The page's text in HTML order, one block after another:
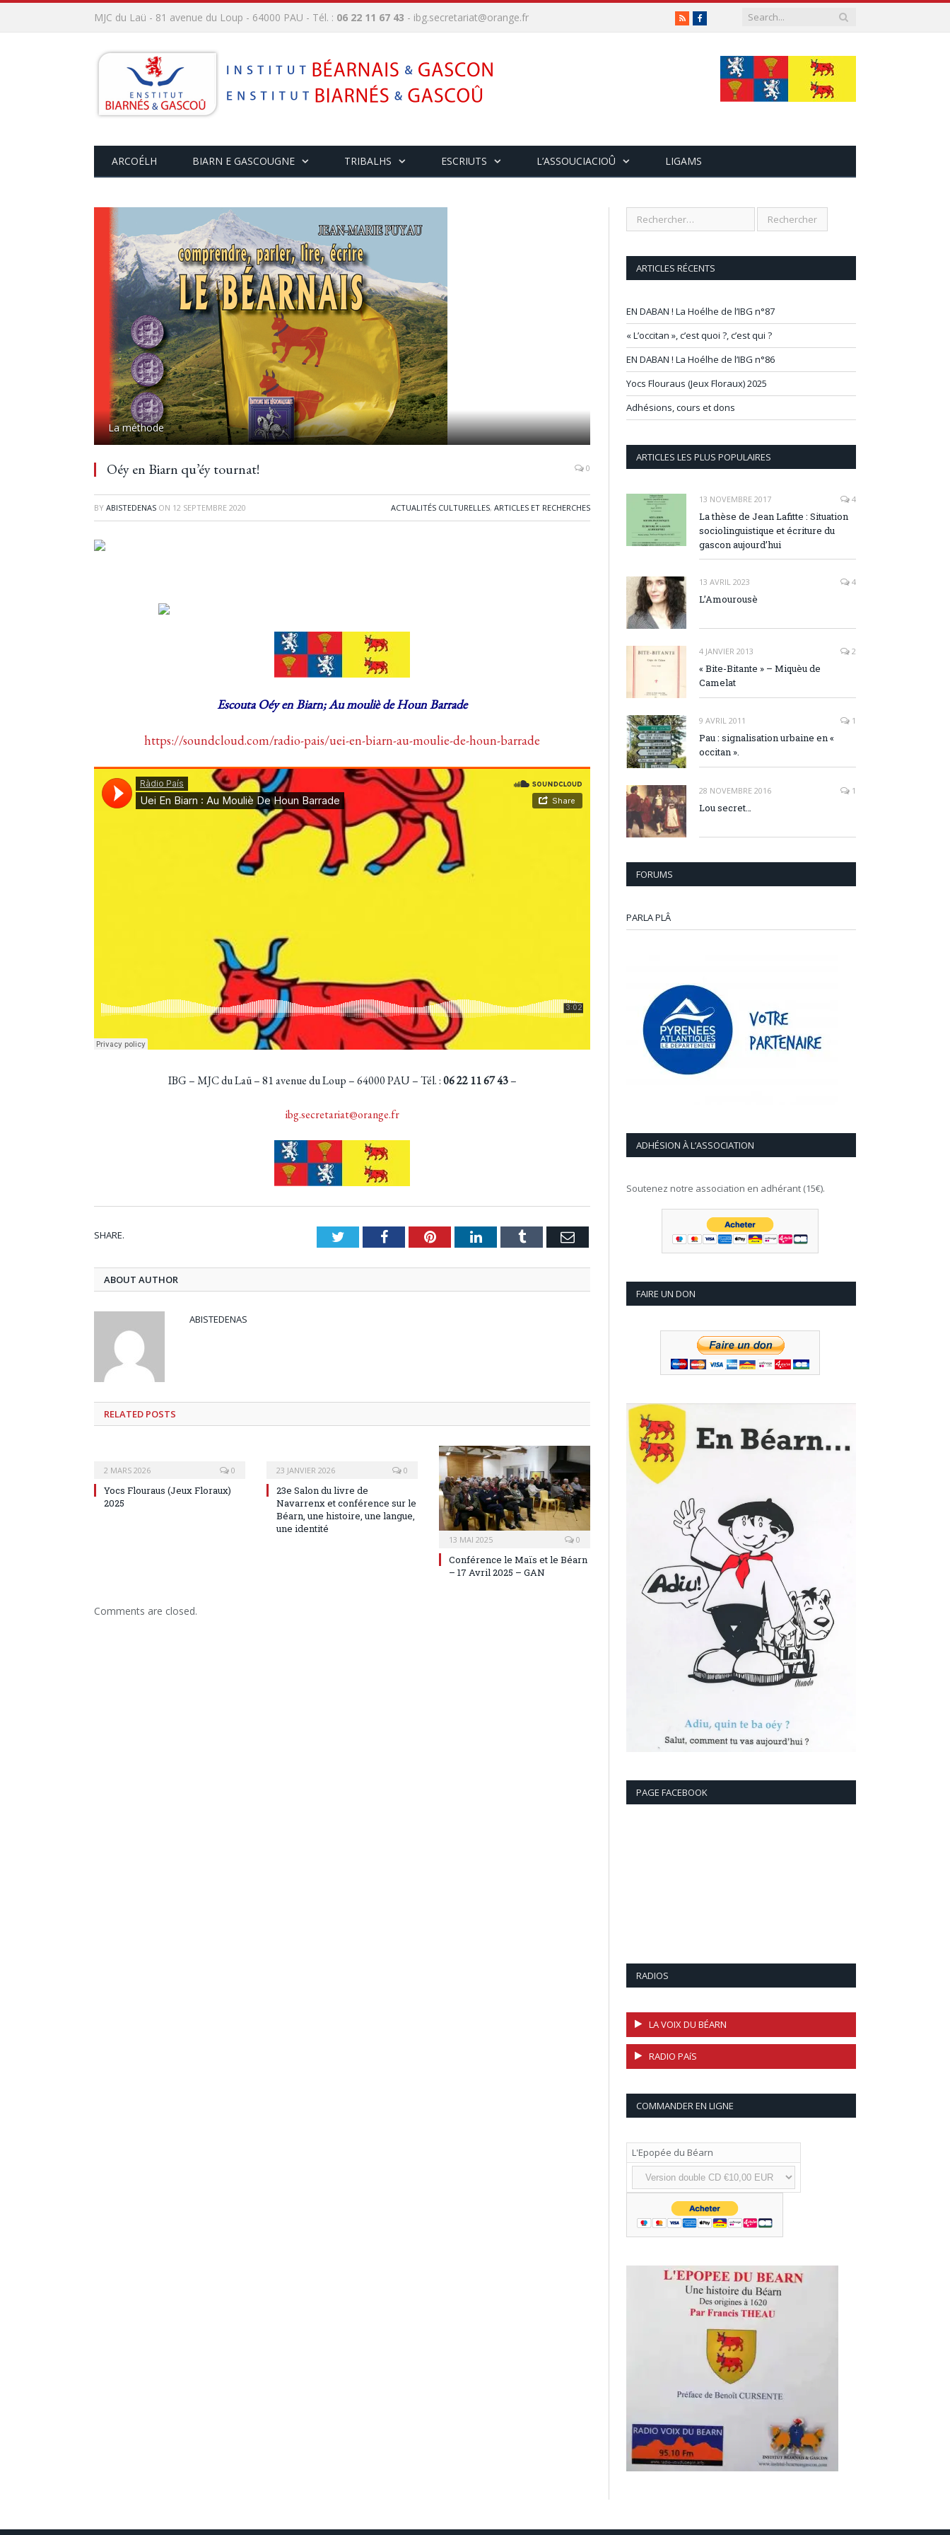
MJC du Laü - 81 avenue du Loup - 64000 PAU - Tél. : 06 22 11 67 43 - ibg.secretariat@orange.fr RSSFacebook
ARCOÉLH BIARN E GASCOUGNE TRIBALHS ESCRIUTS L’ASSOUCIACIOÛ LIGAMS
La méthode
Oéy en Biarn qu’éy tournat! 0
BY ABISTEDENAS ON 12 SEPTEMBRE 2020 ACTUALITÉS CULTURELLES, ARTICLES ET RECHERCHES
Escouta Oéy en Biarn; Au mouliè de Houn Barrade
https://soundcloud.com/radio-pais/uei-en-biarn-au-moulie-de-houn-barrade
IBG – MJC du Laü – 81 avenue du Loup – 64000 PAU – Tél. :06 22 11 67 43–
ibg.secretariat@orange.fr
SHARE. TwitterFacebookPinterestLinkedInTumblr Email
ABOUT AUTHOR
ABISTEDENAS
RELATED POSTS
2 MARS 2026 0
Yocs Flouraus (Jeux Floraux)
2025
23 JANVIER 2026 0
23e Salon du livre de
Navarrenx et conférence sur le
Béarn, une histoire, une langue,
une identité
13 MAI 2025 0
Conférence le Maïs et le Béarn
– 17 Avril 2025 – GAN
Comments are closed.
ARTICLES RÉCENTS
EN DABAN ! La Hoélhe de l’IBG n°87
« L’occitan », c’est quoi ?, c’est qui ?
EN DABAN ! La Hoélhe de l’IBG n°86
Yocs Flouraus (Jeux Floraux) 2025
Adhésions, cours et dons
ARTICLES LES PLUS POPULAIRES
13 NOVEMBRE 2017 4
La thèse de Jean Lafitte : Situation
sociolinguistique et écriture du
gascon aujourd’hui
13 AVRIL 2023 4
L’Amourousè
4 JANVIER 2013 2
« Bite-Bitante » – Miquèu de
Camelat
9 AVRIL 2011 1
Pau : signalisation urbaine en «
occitan ».
28 NOVEMBRE 2016 1
Lou secret…
FORUMS
PARLA PLÂ
ADHÉSION À L’ASSOCIATION
Soutenez notre association en adhérant (15€).
FAIRE UN DON
PAGE FACEBOOK
RADIOS
LA VOIX DU BÉARN
RADIO PAíS
COMMANDER EN LIGNE
L'Epopée du Béarn